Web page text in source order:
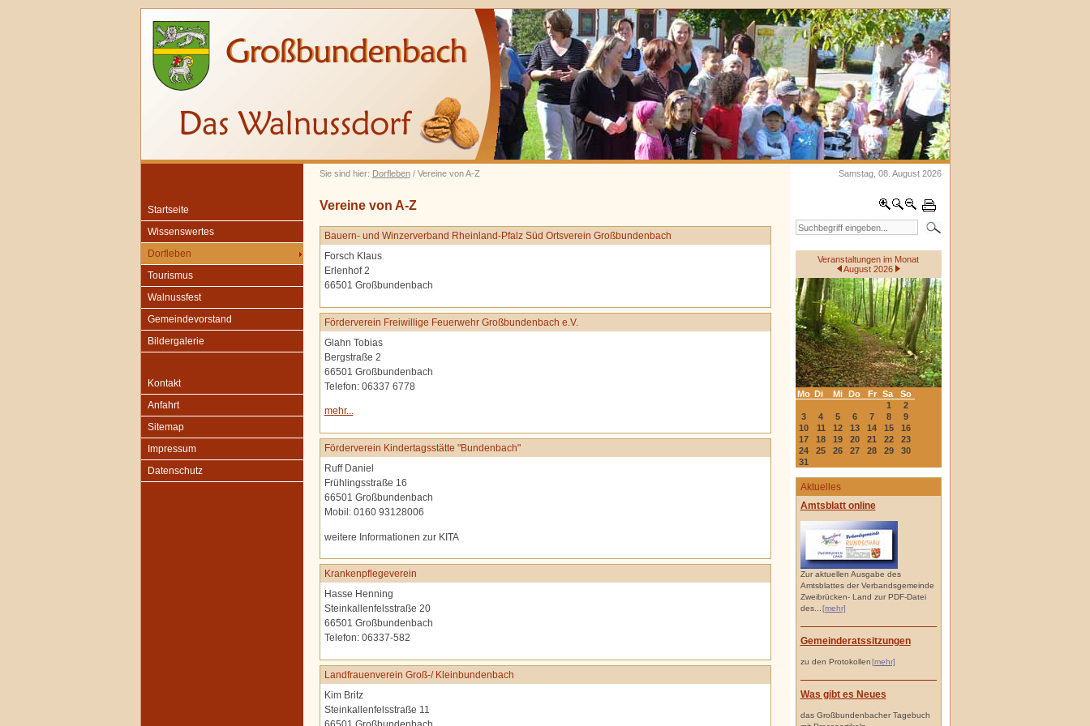
Sie sind hier: Dorfleben/ Vereine von A-Z Samstag, 08. August 2026
Startseite
Wissenswertes
Dorfleben
Tourismus
Walnussfest
Gemeindevorstand
Bildergalerie
Kontakt
Anfahrt
Sitemap
Impressum
Datenschutz
Veranstaltungen im Monat
August 2026
Mo Di Mi Do Fr Sa
So
1
2
3
4 5 6 7 8
9
10
11 12 13 14 15
16
17
18 19 20 21 22
23
24
25 26 27 28 29
30
31
Aktuelles
Amtsblatt online
Zur aktuellen Ausgabe des
Amtsblattes der Verbandsgemeinde
Zweibrücken- Land zur PDF-Datei
des...
[mehr]
Gemeinderatssitzungen
zu den Protokollen[mehr]
Was gibt es Neues
das Großbundenbacher Tagebuch
Vereine von A-Z
Bauern- und Winzerverband Rheinland-Pfalz Süd Ortsverein Großbundenbach
Forsch Klaus
Erlenhof 2
66501 Großbundenbach
Förderverein Freiwillige Feuerwehr Großbundenbach e.V.
Glahn Tobias
Bergstraße 2
66501 Großbundenbach
Telefon: 06337 6778
mehr...
Förderverein Kindertagsstätte "Bundenbach"
Ruff Daniel
Frühlingsstraße 16
66501 Großbundenbach
Mobil: 0160 93128006
weitere Informationen zur KITA
Krankenpflegeverein
Hasse Henning
Steinkallenfelsstraße 20
66501 Großbundenbach
Telefon: 06337-582
Landfrauenverein Groß-/ Kleinbundenbach
Kim Britz
Steinkallenfelsstraße 11